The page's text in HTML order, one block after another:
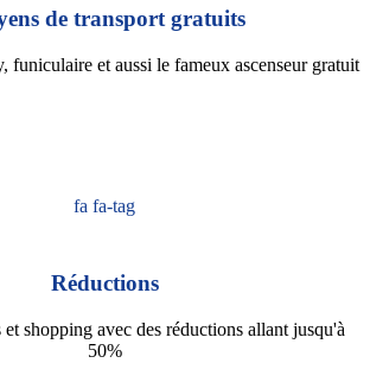
de transport gratuits
funiculaire et aussi le fameux ascenseur gratuit
fa fa-tag
Réductions
shopping avec des réductions allant jusqu'à
50%